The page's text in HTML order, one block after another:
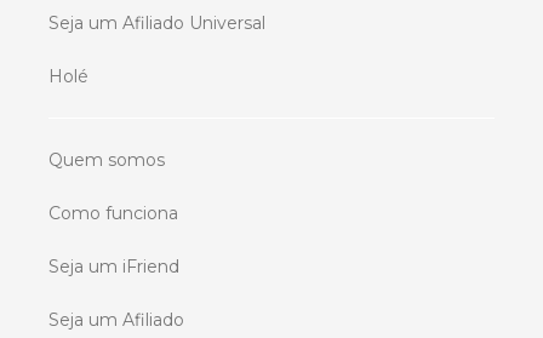
Seja um Afiliado Universal
Holé
Quem somos
Como funciona
Seja um iFriend
Seja um Afiliado